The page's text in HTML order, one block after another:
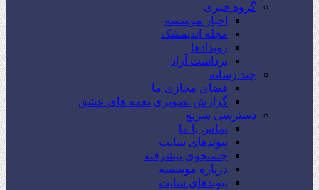
گروه خبری
اخبار موسسه
مجله اندیمشک
رویدادها
برداشت آزاد
چند رسانه
فضای مجازی ما
گزارش تصویری نغمه های عشق
دسترسی سریع
تماس با ما
پیوندهای سایت
جستجوی پیشرفته
درباره موسسه
پیوندهای سایت